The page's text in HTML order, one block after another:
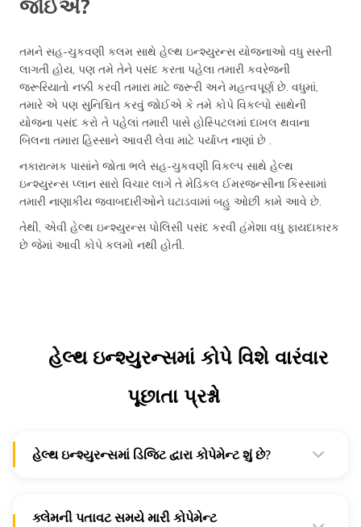
જોઈએ?
તમને સહ-ચુકવણી કલમ સાથે હેલ્થ ઇન્શ્યુરન્સ યોજનાઓ વધુ સસ્તી
લાગતી હોય, પણ તમે તેને પસંદ કરતા પહેલા તમારી કવરેજની
જરૂરિયાતો નક્કી કરવી તમારા માટે જરૂરી અને મહત્વપૂર્ણ છે. વધુમાં,
તમારે એ પણ સુનિશ્ચિત કરવું જોઈએ કે તમે કોપે વિકલ્પો સાથેની
યોજના પસંદ કરો તે પહેલાં તમારી પાસે હોસ્પિટલમાં દાખલ થવાના
બિલના તમારા હિસ્સાને આવરી લેવા માટે પર્યાપ્ત નાણાં છે .
નકારાત્મક પાસાંને જોતા ભલે સહ-ચુકવણી વિકલ્પ સાથે હેલ્થ
ઇન્શ્યુરન્સ પ્લાન સારો વિચાર લાગે તે મેડિકલ ઈમરજન્સીના કિસ્સામાં
તમારી નાણાકીય જવાબદારીઓને ઘટાડવામાં બહુ ઓછી કામે આવે છે.
તેથી, એવી હેલ્થ ઇન્શ્યુરન્સ પોલિસી પસંદ કરવી હંમેશા વધુ ફાયદાકારક
છે જેમાં આવી કોપે કલમો નથી હોતી.
હેલ્થ ઇન્શ્યુરન્સમાં કોપે વિશે વારંવાર
પૂછાતા પ્રશ્નો
હેલ્થ ઇન્શ્યુરન્સમાં ડિજિટ દ્વારા કોપેમેન્ટ શું છે?
ક્લેમની પતાવટ સમયે મારી કોપેમેન્ટ